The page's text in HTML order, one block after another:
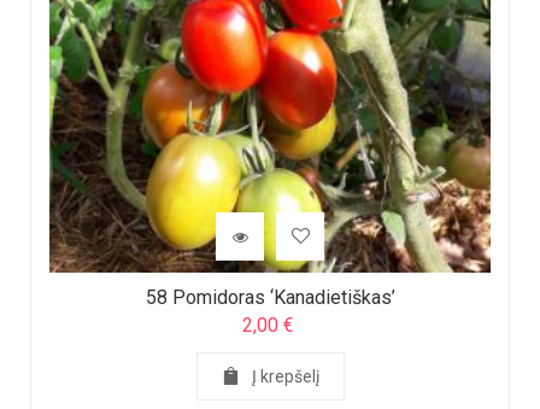
58 Pomidoras ‘Kanadietiškas’
2,00 €
Į krepšelį